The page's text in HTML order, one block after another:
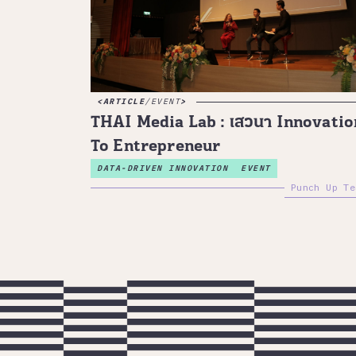
ARTICLE/EVENT
THAI Media Lab : เสวนา
To Entrepreneur
DATA-DRIVEN INNOVATION EVENT
Punch Up